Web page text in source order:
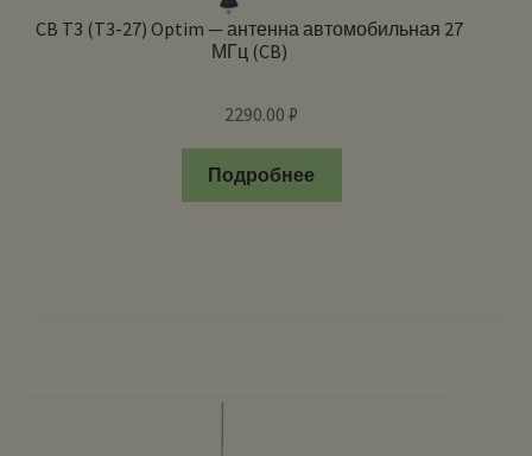
CB T3 (T3-27) Optim — антенна автомобильная 27
МГц (CB)
2290.00₽
Подробнее